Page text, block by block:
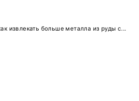
извлекать больше металла из руды с...